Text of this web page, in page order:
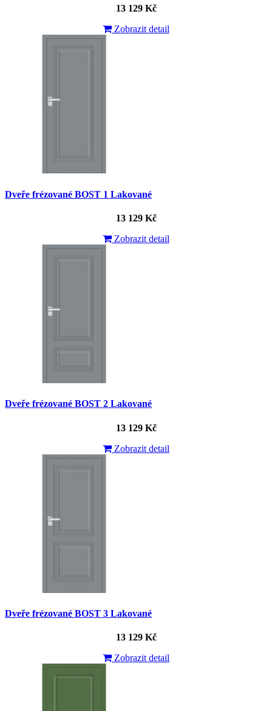
13 129 Kč
Zobrazit detail
Dveře frézované BOST 1 Lakované
13 129 Kč
Zobrazit detail
Dveře frézované BOST 2 Lakované
13 129 Kč
Zobrazit detail
Dveře frézované BOST 3 Lakované
13 129 Kč
Zobrazit detail